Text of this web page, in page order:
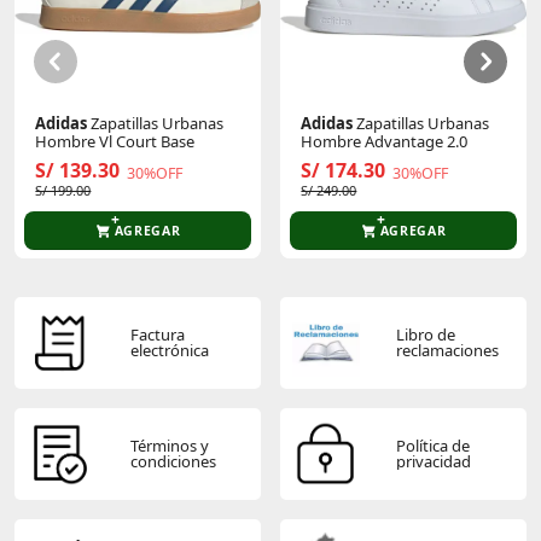
¡Haz que cada paso sea una experiencia única con
nuestras
Sé el primero en comentar y acumula Puntos.
AdidasZapatillas Urbanas
Hombre Vl Court Base
S/ 139.30 30%OFF
S/ 199.00
AGREGAR
AdidasZapatillas Urbanas
Hombre Advantage 2.0
S/ 174.30 30%OFF
S/ 249.00
AGREGAR
Factura
electrónica
Libro de
reclamaciones
Términos y
condiciones
Política de
privacidad